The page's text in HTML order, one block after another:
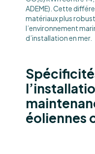
ADEME). Cette
matériaux plus
l’environnement
d’installation en mer.
éoliennes